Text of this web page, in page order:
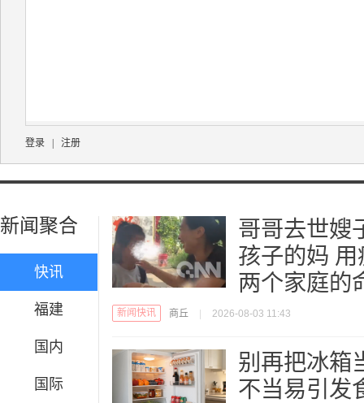
登录 注册
新闻聚合
快讯
福建
国内
国际
哥哥去世嫂
孩子的妈
两个家庭的
新闻快讯 商丘 2026-08-03 11:43
别再把冰箱
不当易引发